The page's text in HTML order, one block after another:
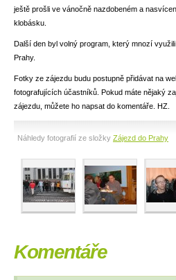
ještě prošli ve vánočně nazdobeném a
klobásku.
Další den byl volný program, který mnozí
Prahy.
Fotky ze zájezdu budu postupně přidávat na
fotografujících účastníků. Pokud máte nějaký
zájezdu, můžete ho napsat do komentáře. HZ.
Náhledy fotografií ze složky Zájezd do Prahy
Komentáře